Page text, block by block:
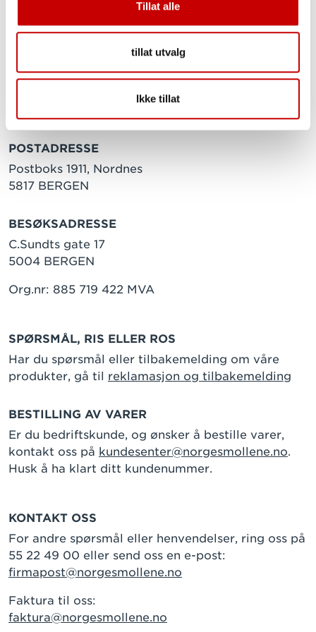
Tillat alle
tillat utvalg
Ikke tillat
POSTADRESSE
Postboks 1911, Nordnes
5817 BERGEN
BESØKSADRESSE
C.Sundts gate 17
5004 BERGEN
Org.nr: 885 719 422 MVA
SPØRSMÅL, RIS ELLER ROS
Har du spørsmål eller tilbakemelding om våre
produkter, gå til reklamasjon og tilbakemelding
BESTILLING AV VARER
Er du bedriftskunde, og ønsker å bestille varer,
kontakt oss på kundesenter@norgesmollene.no.
Husk å ha klart ditt kundenummer.
KONTAKT OSS
For andre spørsmål eller henvendelser, ring oss på
55 22 49 00 eller send oss en e-post:
firmapost@norgesmollene.no
Faktura til oss:
faktura@norgesmollene.no